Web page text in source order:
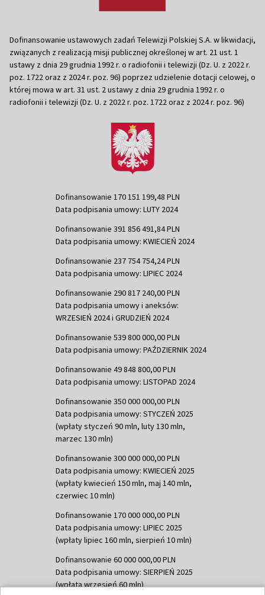
Dofinansowanie ustawowych zadań Telewizji Polskiej S.A. w likwidacji,
związanych z realizacją misji publicznej określonej w art. 21 ust. 1
ustawy z dnia 29 grudnia 1992 r. o radiofonii i telewizji (Dz. U. z 2022 r.
poz. 1722 oraz z 2024 r. poz. 96) poprzez udzielenie dotacji celowej, o
której mowa w art. 31 ust. 2 ustawy z dnia 29 grudnia 1992 r. o
radiofonii i telewizji (Dz. U. z 2022 r. poz. 1722 oraz z 2024 r. poz. 96)
Dofinansowanie 170 151 199,48 PLN
Data podpisania umowy: LUTY 2024
Dofinansowanie 391 856 491,84 PLN
Data podpisania umowy: KWIECIEŃ 2024
Dofinansowanie 237 754 754,24 PLN
Data podpisania umowy: LIPIEC 2024
Dofinansowanie 290 817 240,00 PLN
Data podpisania umowy i aneksów:
WRZESIEŃ 2024 i GRUDZIEŃ 2024
Dofinansowanie 539 800 000,00 PLN
Data podpisania umowy: PAŹDZIERNIK 2024
Dofinansowanie 49 848 800,00 PLN
Data podpisania umowy: LISTOPAD 2024
Dofinansowanie 350 000 000,00 PLN
Data podpisania umowy: STYCZEŃ 2025
(wpłaty styczeń 90 mln, luty 130 mln,
marzec 130 mln)
Dofinansowanie 300 000 000,00 PLN
Data podpisania umowy: KWIECIEŃ 2025
(wpłaty kwiecień 150 mln, maj 140 mln,
czerwiec 10 mln)
Dofinansowanie 170 000 000,00 PLN
Data podpisania umowy: LIPIEC 2025
(wpłaty lipiec 160 mln, sierpień 10 mln)
Dofinansowanie 60 000 000,00 PLN
Data podpisania umowy: SIERPIEŃ 2025
(wpłata wrzesień 60 mln)